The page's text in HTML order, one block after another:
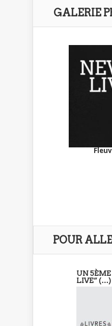
GALERIE
POUR
UN
LIVE” (…)